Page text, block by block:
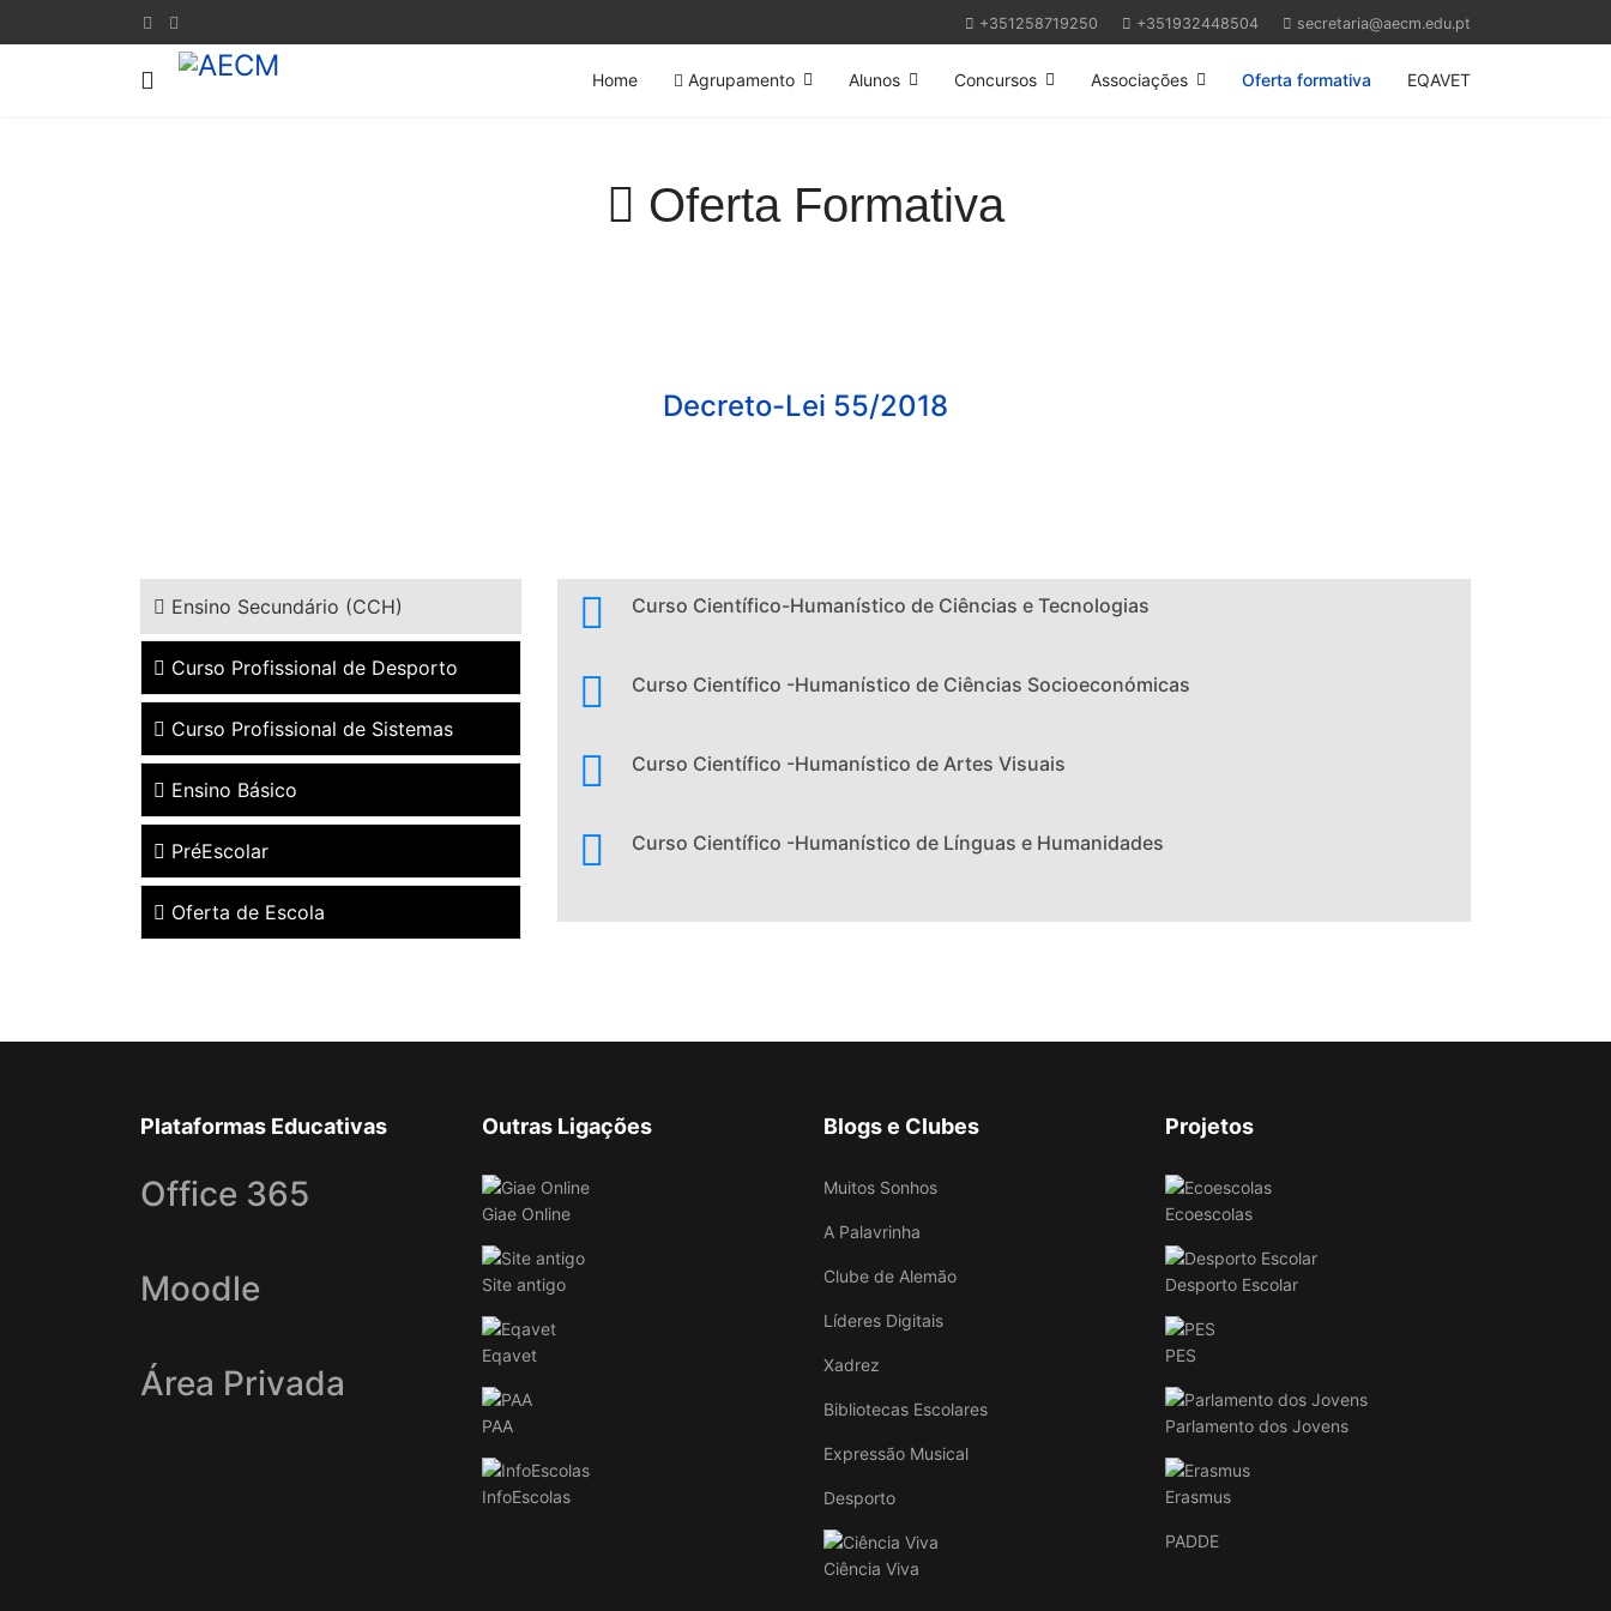
+351258719250 +351932448504 secretaria@aecm.edu.pt
Home Agrupamento Alunos Concursos Associações Oferta formativa EQAVET
Oferta Formativa
Decreto-Lei 55/2018
Ensino Secundário (CCH)
Curso Profissional de Desporto
Curso Profissional de Sistemas
Ensino Básico
PréEscolar
Oferta de Escola
Curso Científico-Humanístico de Ciências e Tecnologias
Curso Científico -Humanístico de Ciências Socioeconómicas
Curso Científico -Humanístico de Artes Visuais
Curso Científico -Humanístico de Línguas e Humanidades
Plataformas Educativas
Office 365
Moodle
Área Privada
Outras Ligações
Giae Online
Site antigo
Eqavet
PAA
InfoEscolas
Blogs e Clubes
Muitos Sonhos
A Palavrinha
Clube de Alemão
Líderes Digitais
Xadrez
Bibliotecas Escolares
Expressão Musical
Desporto
Ciência Viva
Projetos
Ecoescolas
Desporto Escolar
PES
Parlamento dos Jovens
Erasmus
PADDE